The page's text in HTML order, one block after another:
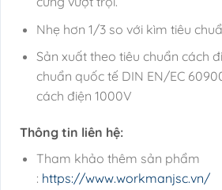
Nhẹ hơn 1/3 so với kìm tiêu
Sản xuất theo tiêu chuẩn cách
chuẩn quốc tế DIN EN/EC
cách điện 1000V
Thông tin liên hệ:
Tham khảo thêm sản phẩm
: https://www.workmanjsc.vn/